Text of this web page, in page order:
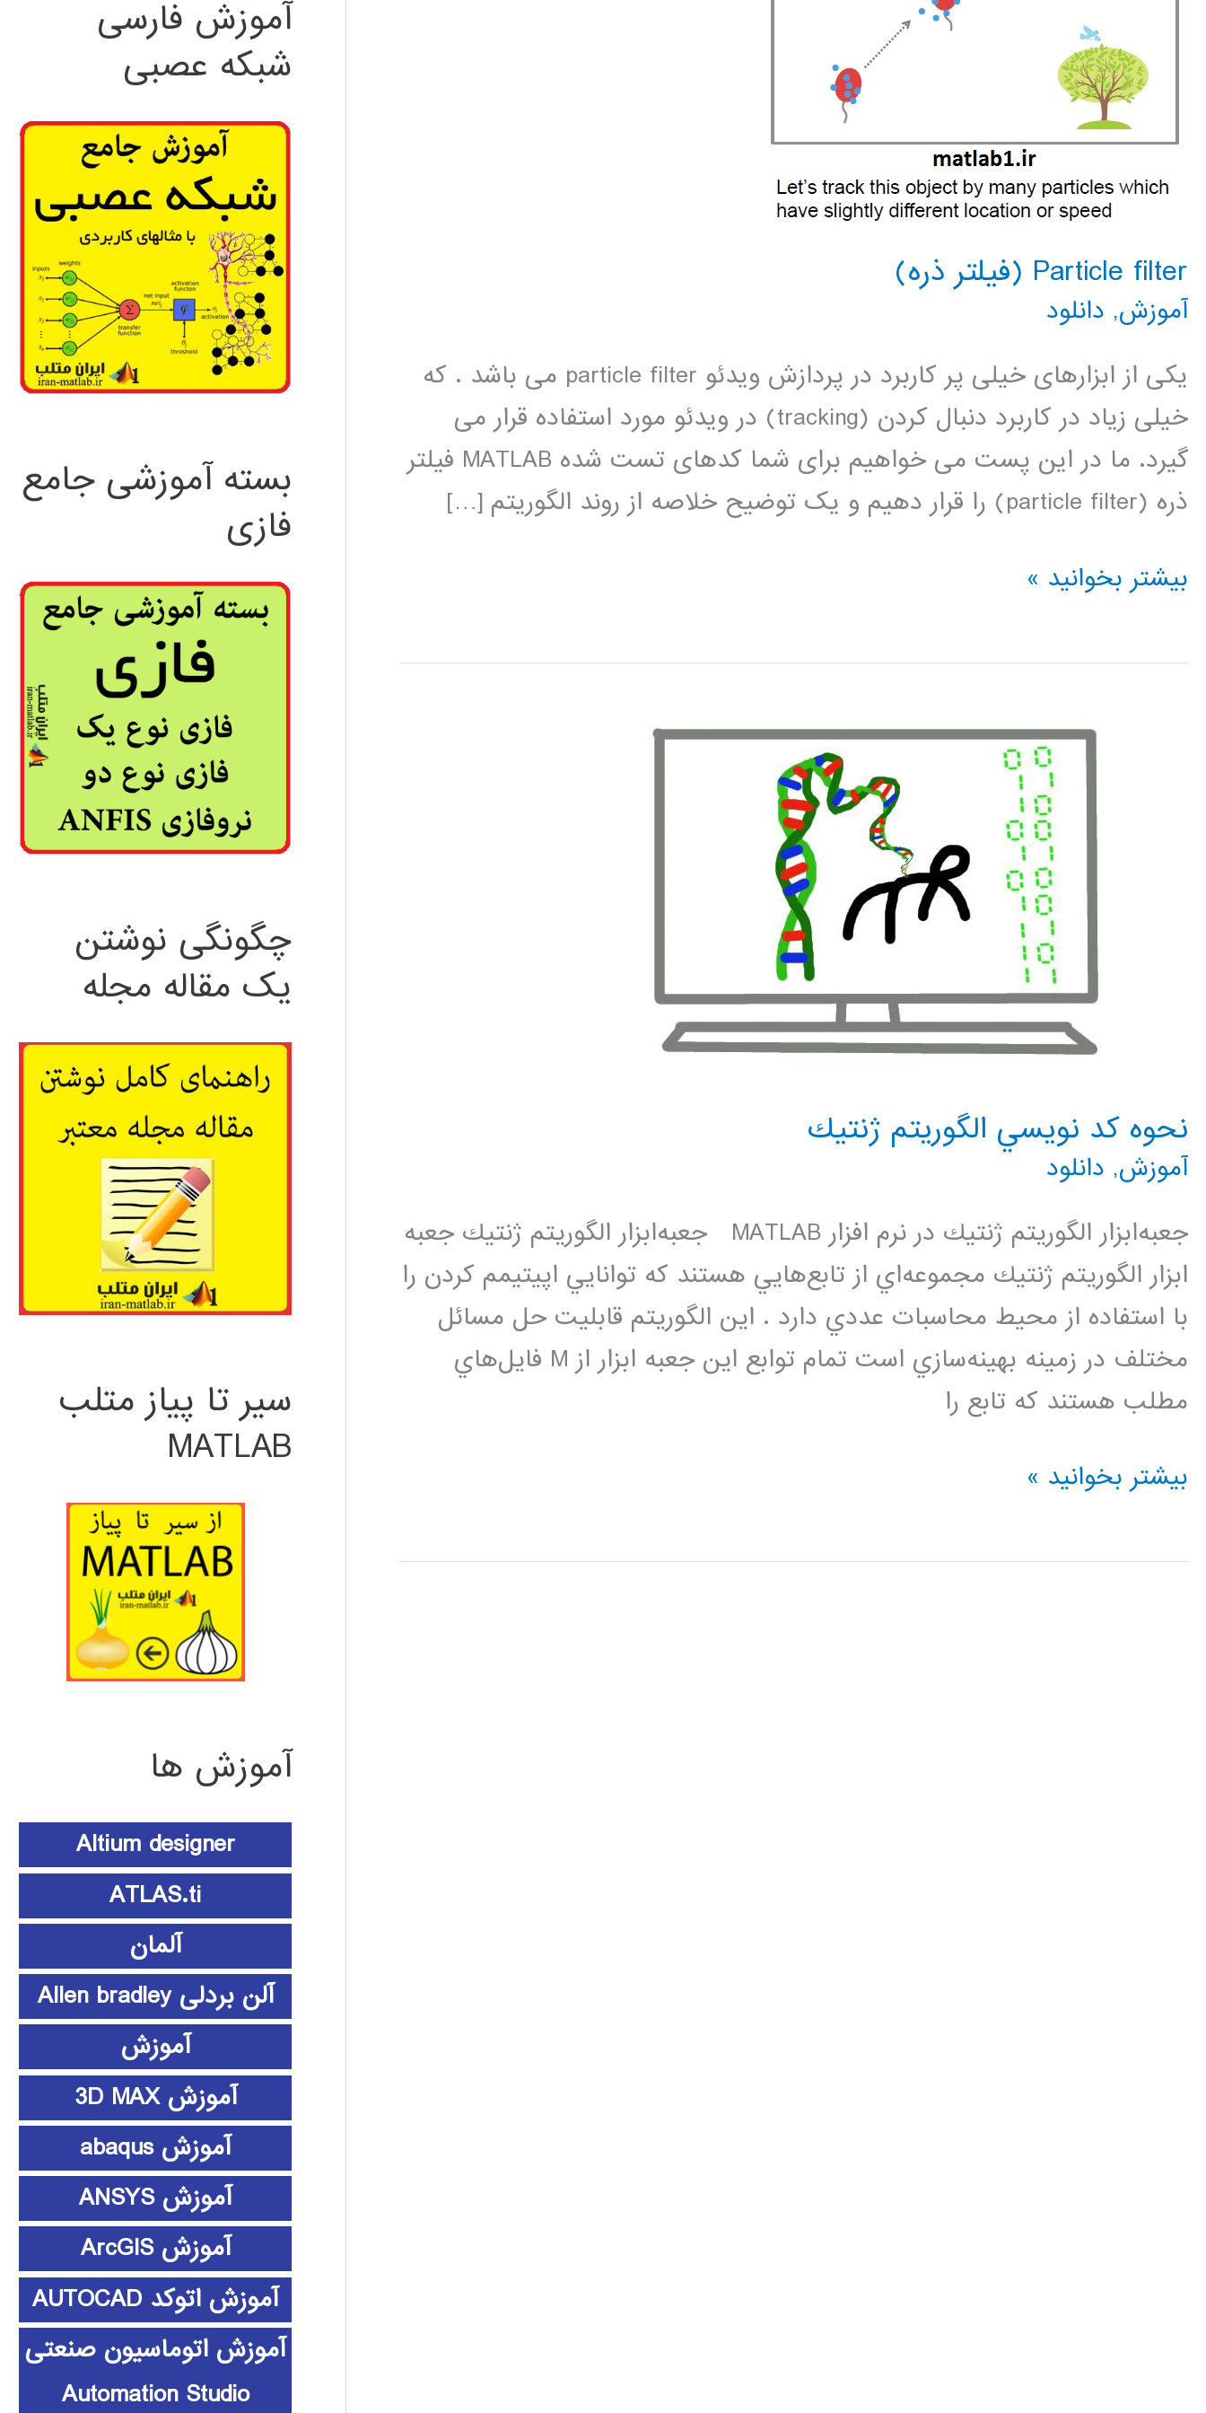
Particle filter (فیلتر ذره)
آموزش, دانلود
یکی از ابزارهای خیلی پر کاربرد در پردازش ویدئو particle filter می باشد . که
خیلی زیاد در کاربرد دنبال کردن (tracking) در ویدئو مورد استفاده قرار می
گیرد. ما در این پست می خواهیم برای شما کدهای تست شده MATLAB فیلتر
ذره (particle filter) را قرار دهیم و یک توضیح خلاصه از روند الگوریتم […]
Particle
(فیلتر
بیشتر بخوانید »
نحوه كد نويسي الگوريتم ژنتيك
آموزش, دانلود
جعبه‌ابزار الگوريتم ژنتيك در نرم افزار MATLAB جعبه‌ابزار الگوريتم ژنتيك جعبه‌
ابزار الگوريتم ژنتيك مجموعه‌اي از تابع‌هايي هستند كه توانايي اپيتيمم كردن را
با استفاده از محيط محاسبات عددي دارد . اين الگوريتم قابليت حل مسائل
مختلف در زمينه بهينه‌سازي است تمام توابع اين جعبه ابزار از M فايل‌هاي
مطلب هستند كه تابع را
نحوه
نويسي
بیشتر بخوانید »
آموزش فارسی
شبکه عصبی
بسته آموزشی جامع
فازی
چگونگی نوشتن
یک مقاله مجله
سیر تا پیاز متلب
MATLAB
آموزش ها
Altium designer
ATLAS.ti
آلمان
آلن بردلی Allen bradley
آموزش
آموزش 3D MAX
آموزش abaqus
آموزش ANSYS
آموزش ArcGIS
آموزش اتوکد AUTOCAD
آموزش اتوماسیون صنعتی
Automation Studio